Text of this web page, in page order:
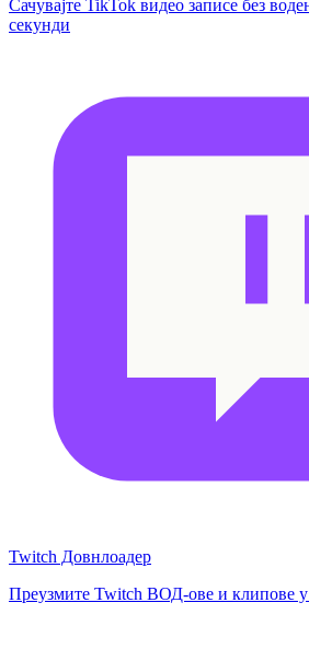
Сачувајте TikTok видео записе без
секунди
Twitch Довнлоадер
Преузмите Twitch ВОД-ове и клипове